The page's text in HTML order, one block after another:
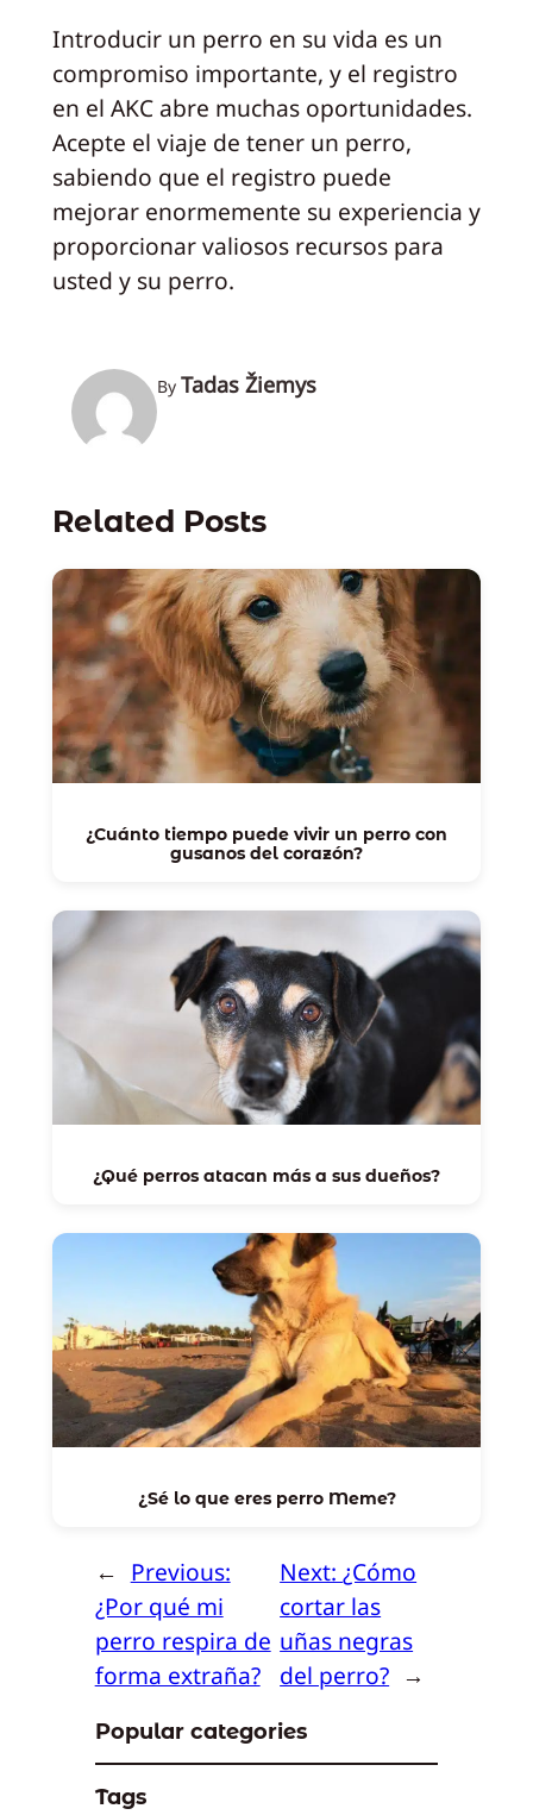
Introducir un perro en su vida es un
compromiso importante, y el registro
en el AKC abre muchas oportunidades.
Acepte el viaje de tener un perro,
sabiendo que el registro puede
mejorar enormemente su experiencia y
proporcionar valiosos recursos para
usted y su perro.
By Tadas Žiemys
Related Posts
¿Cuánto tiempo puede vivir un perro con
gusanos del corazón?
¿Qué perros atacan más a sus dueños?
¿Sé lo que eres perro Meme?
← Previous:
¿Por qué mi
perro respira de
forma extraña?
Next:¿Cómo
cortar las
uñas negras
del perro? →
Popular categories
Tags